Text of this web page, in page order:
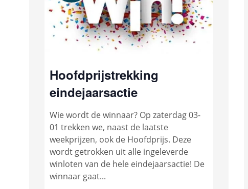
Hoofdprijstrekking
eindejaarsactie
Wie wordt de winnaar? Op zaterdag 03-
01 trekken we, naast de laatste
weekprijzen, ook de Hoofdprijs. Deze
wordt getrokken uit alle ingeleverde
winloten van de hele eindejaarsactie! De
winnaar gaat...